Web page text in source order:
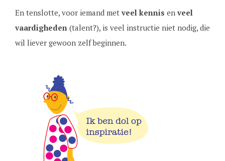
En tenslotte, voor iemand met veel kennis en veel
vaardigheden (talent?), is veel instructie niet nodig, die
wil liever gewoon zelf beginnen.